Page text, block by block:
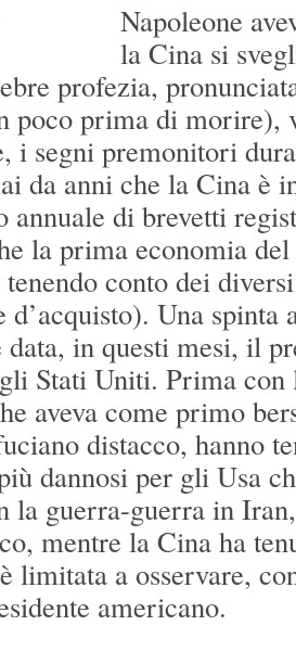
Iran, Trump annuncia un accordo
Napoleone
la Cina si
profezia,
poco prima di morire),
i segni premonitori
da anni che la Cina è
annuale di brevetti
la prima economia
conto dei
Una spinta
data, in questi mesi, il
Stati Uniti. Prima con
aveva come primo
distacco, hanno
dannosi per gli Usa
la guerra-guerra in
mentre la Cina ha
limitata a osservare,
americano.